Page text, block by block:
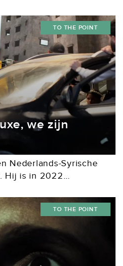
we zijn
Nederlands-Syrische
Hij is in 2022
over twee Syrische
TO THE POINT
TO THE POINT